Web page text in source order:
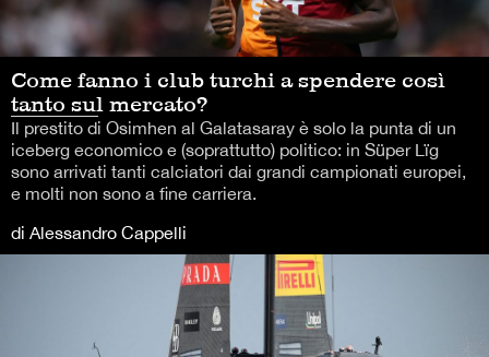
Come fanno i club turchi a spendere così
tanto sul mercato?
Il prestito di Osimhen al Galatasaray è solo la punta di un
iceberg economico e (soprattutto) politico: in Süper Lïg
sono arrivati tanti calciatori dai grandi campionati europei,
e molti non sono a fine carriera.
di Alessandro Cappelli